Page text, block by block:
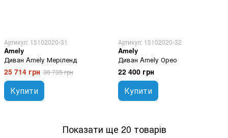
Артикул: 15102020-31
Amely
Диван Amely Меріленд
25 714 грн 36 735 грн
Купити
Артикул: 15102020-32
Amely
Диван Amely Орео
22 400 грн
Купити
Показати ще 20 товарів